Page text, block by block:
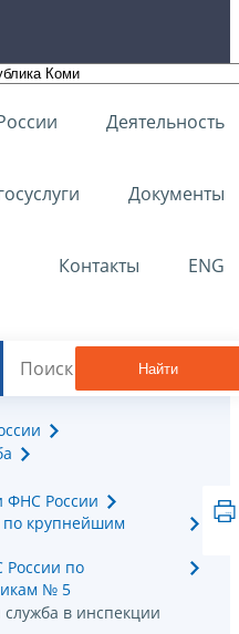
Деятельность
Документы
Контакты ENG
Найти
ФНС России
крупнейшим
по
№ 5
служба в инспекции